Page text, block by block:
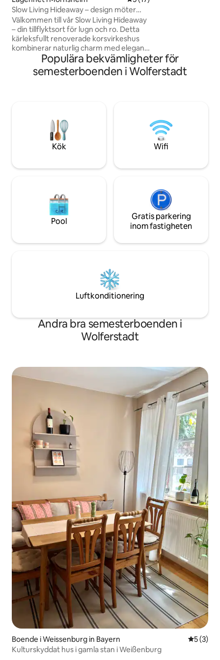
Slow Living Hideaway – design möter
korsvirkesteknik
Välkommen till vår Slow Living Hideaway
– din tillflyktsort för lugn och ro. Detta
kärleksfullt renoverade korsvirkeshus
kombinerar naturlig charm med elegant
design: en öppen planlösning, synliga
takstolar, en mysig vedeldad kamin och
ett marockanskinspirerat spabadrum.
njut av privata yogapass och massager –
perfekt för en avkopplande semester.
Populära bekvämligheter för
semesterboenden i Wolferstadt
Kök Wifi
Pool
Gratis parkering
inom fastigheten
Luftkonditionering
Andra bra semesterboenden i
Wolferstadt
Boende i Weissenburg in Bayern 5 av 5 i
5 (3)
Kulturskyddat hus i gamla stan i Weißenburg